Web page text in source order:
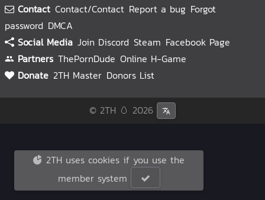
Contact Contact/Contact Report a bug Forgot
password DMCA
Social Media Join Discord Steam Facebook Page
Partners ThePornDude Online H-Game
Donate 2TH Master Donors List
© 2TH 🥚 2026
2TH uses cookies if you use the
member system